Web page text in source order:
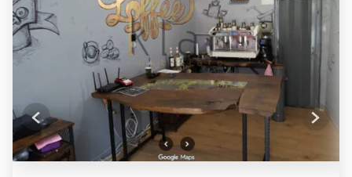
Previous Next